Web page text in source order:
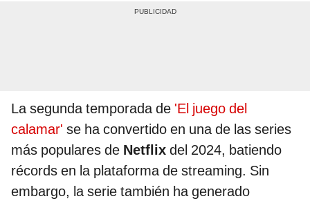
La segunda temporada de 'El juego del
calamar' se ha convertido en una de las series
más populares de Netflix del 2024, batiendo
récords en la plataforma de streaming. Sin
embargo, la serie también ha generado